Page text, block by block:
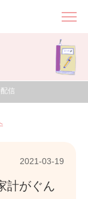
信
2021-03-19
計がぐん